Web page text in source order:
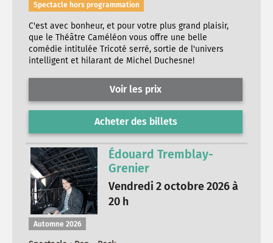
Spectacle hors programmation
C'est avec bonheur, et pour votre plus grand plaisir,
que le Théâtre Caméléon vous offre une belle
comédie intitulée Tricoté serré, sortie de l'univers
intelligent et hilarant de Michel Duchesne!
Voir les prix
Acheter des billets
Édouard Tremblay-
Grenier
Vendredi 2 octobre 2026 à
20 h
Automne 2026